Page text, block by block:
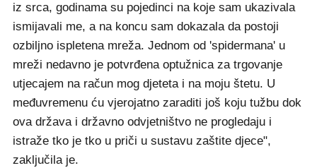
iz srca, godinama su pojedinci na koje sam ukazivala
ismijavali me, a na koncu sam dokazala da postoji
ozbiljno ispletena mreža. Jednom od 'spidermana' u
mreži nedavno je potvrđena optužnica za trgovanje
utjecajem na račun mog djeteta i na moju štetu. U
međuvremenu ću vjerojatno zaraditi još koju tužbu dok
ova država i državno odvjetništvo ne progledaju i
istraže tko je tko u priči u sustavu zaštite djece",
zaključila je.